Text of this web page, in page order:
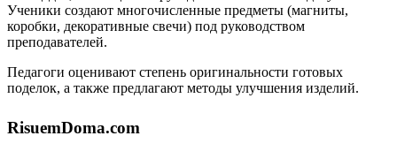
Ученики создают многочисленные предметы (магниты,
коробки, декоративные свечи) под руководством
преподавателей.
Педагоги оценивают степень оригинальности готовых
поделок, а также предлагают методы улучшения изделий.
RisuemDoma.com